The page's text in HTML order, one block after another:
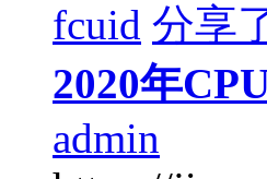
fcuid 分享
2020年
admin